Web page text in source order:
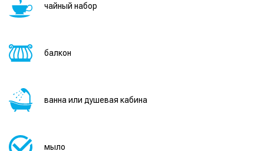
чайный набор
балкон
ванна или душевая кабина
мыло